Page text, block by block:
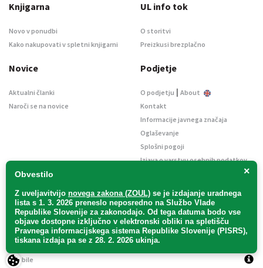
×
Obvestilo
Z uveljavitvijo novega zakona (ZOUL) se je izdajanje uradnega
lista s 1. 3. 2026 preneslo neposredno na Službo Vlade
Republike Slovenije za zakonodajo. Od tega datuma bodo vse
objave dostopne izključno v elektronski obliki na spletišču
Pravnega informacijskega sistema Republike Slovenije (PISRS),
tiskana izdaja pa se z 28. 2. 2026 ukinja.
Knjigarna
Novo v ponudbi
Kako nakupovati v spletni knjigarni
UL info tok
O storitvi
Preizkusi brezplačno
Novice
Aktualni članki
Naroči se na novice
Podjetje
O podjetju | About
Kontakt
Informacije javnega značaja
Oglaševanje
Splošni pogoji
Izjava o varstvu osebnih podatkov
Uradni list d. o. o. – v likvidaciji / Vse pravice pridržane.
2Mobile